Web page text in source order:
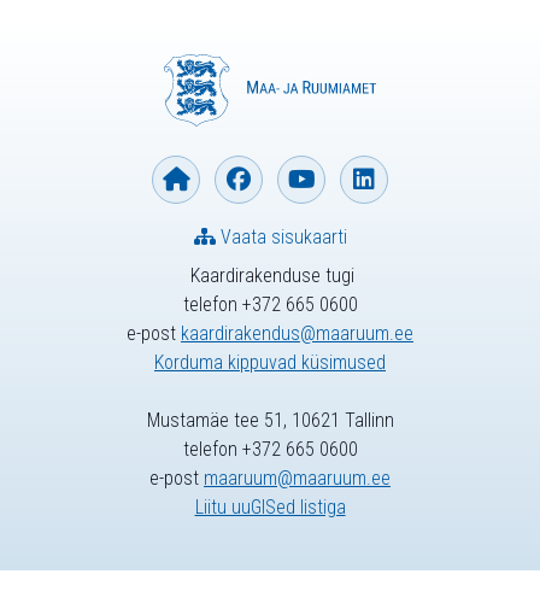
Kaardirakenduse tugi
telefon +372 665 0600
e-post kaardirakendus@maaruum.ee
Korduma kippuvad küsimused
Vaata sisukaarti
Mustamäe tee 51, 10621 Tallinn
telefon +372 665 0600
e-post maaruum@maaruum.ee
Liitu uuGISed listiga